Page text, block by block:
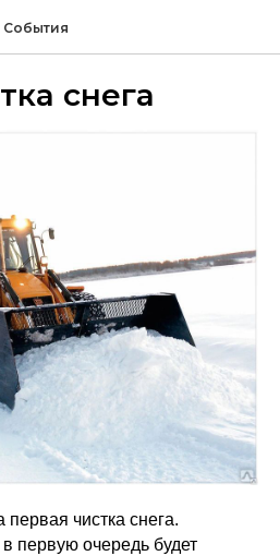
События
снега
чистка снега.
первую очередь будет